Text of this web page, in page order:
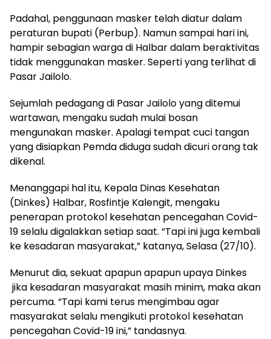
Padahal, penggunaan masker telah diatur dalam
peraturan bupati (Perbup). Namun sampai hari ini,
hampir sebagian warga di Halbar dalam beraktivitas
tidak menggunakan masker. Seperti yang terlihat di
Pasar Jailolo.
Sejumlah pedagang di Pasar Jailolo yang ditemui
wartawan, mengaku sudah mulai bosan
mengunakan masker. Apalagi tempat cuci tangan
yang disiapkan Pemda diduga sudah dicuri orang tak
dikenal.
Menanggapi hal itu, Kepala Dinas Kesehatan
(Dinkes) Halbar, Rosfintje Kalengit, mengaku
penerapan protokol kesehatan pencegahan Covid-
19 selalu digalakkan setiap saat. “Tapi ini juga kembali
ke kesadaran masyarakat,” katanya, Selasa (27/10).
Menurut dia, sekuat apapun apapun upaya Dinkes
jika kesadaran masyarakat masih minim, maka akan
percuma. “Tapi kami terus mengimbau agar
masyarakat selalu mengikuti protokol kesehatan
pencegahan Covid-19 ini,” tandasnya.